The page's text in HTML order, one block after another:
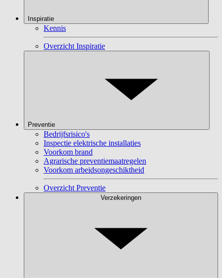
Inspiratie
Kennis
Overzicht Inspiratie
Preventie
Bedrijfsrisico's
Inspectie elektrische installaties
Voorkom brand
Agrarische preventiemaatregelen
Voorkom arbeidsongeschiktheid
Overzicht Preventie
Verzekeringen